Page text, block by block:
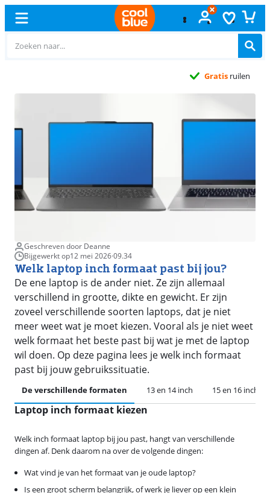
Geschreven door Deanne
Bijgewerkt op12 mei 2026·09.34
Welk laptop inch formaat past bij jou?
De ene laptop is de ander niet. Ze zijn allemaal
verschillend in grootte, dikte en gewicht. Er zijn
zoveel verschillende soorten laptops, dat je niet
meer weet wat je moet kiezen. Vooral als je niet weet
welk formaat het beste past bij wat je met de laptop
wil doen. Op deze pagina lees je welk inch formaat
past bij jouw gebruikssituatie.
De verschillende formaten 13 en 14 inch 15 en 16 inch
Laptop inch formaat kiezen
Welk inch formaat laptop bij jou past, hangt van verschillende
dingen af. Denk daarom na over de volgende dingen:
Wat vind je van het formaat van je oude laptop?
Is een groot scherm belangrijk, of werk je liever op een klein